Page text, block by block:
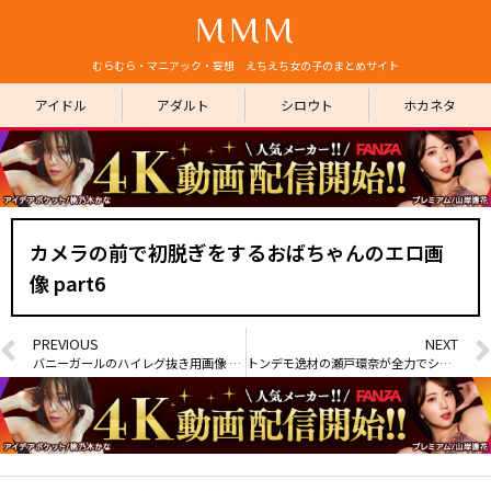
MMM
むらむら・マニアック・妄想 えちえち女の子のまとめサイト
アイドル アダルト シロウト ホカネタ
カメラの前で初脱ぎをするおばちゃんのエロ画
像 part6
PREVIOUS
バニーガールのハイレグ抜き用画像 part15
NEXT
トンデモ逸材の瀬戸環奈が全力でシコシコサポートする新作